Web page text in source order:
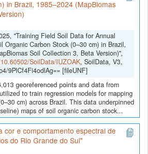
in Brazil, 1985–2024 (MapBiomas
"Training Field Soil Data for Annual
Organic Carbon Stock (0–30 cm) in Brazil,
Soil Collection 3, Beta Version)",
SoilData/IUZOAK, SoilData, V3,
9PlCf4Fi4odlAg== [fileUNF]
georeferenced points and data from
to train regression models for mapping
cm) across Brazil. This data underpinned
maps of soil organic carbon stock...
cor e comportamento espectral de
do Rio Grande do Sul"